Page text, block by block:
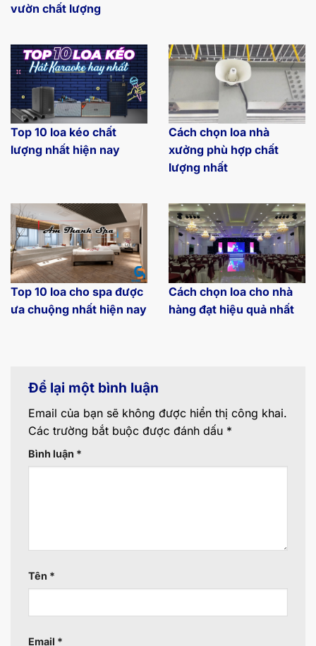
vườn chất lượng
Top 10 loa kéo chất
lượng nhất hiện nay
Cách chọn loa nhà
xưởng phù hợp chất
lượng nhất
Top 10 loa cho spa được
ưa chuộng nhất hiện nay
Cách chọn loa cho nhà
hàng đạt hiệu quả nhất
Để lại một bình luận
Email của bạn sẽ không được hiển thị công khai.
Các trường bắt buộc được đánh dấu *
Bình luận *
Tên *
Email *